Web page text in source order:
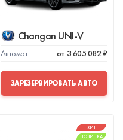
Changan UNI-V
Автомат от 3 605 082 ₽
ЗАРЕЗЕРВИРОВАТЬ АВТО
ХИТ
НОВИНКА